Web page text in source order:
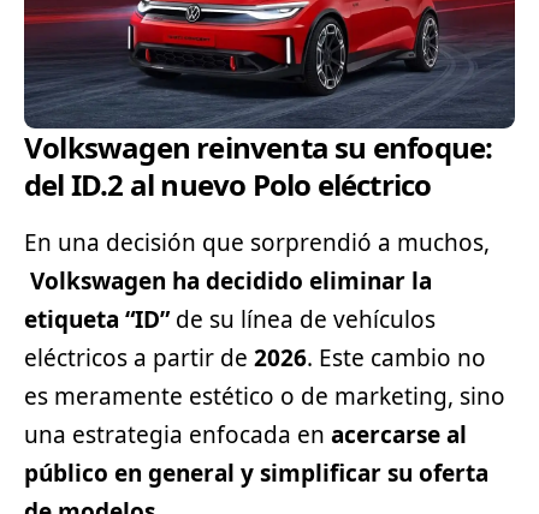
Volkswagen reinventa su enfoque:
del ID.2 al nuevo Polo eléctrico
En una decisión que sorprendió a muchos,
Volkswagen ha decidido eliminar la
etiqueta “ID”de su línea de vehículos
eléctricos a partir de 2026. Este cambio no
es meramente estético o de marketing, sino
una estrategia enfocada en acercarse al
público en general y simplificar su oferta